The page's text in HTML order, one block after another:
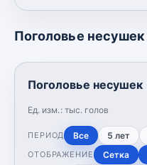
Поголовье несушек
Поголовье несушек
Ед. изм.: тыс. голов
ПЕРИОД Все 5 лет
ОТОБРАЖЕНИЕ Сетка